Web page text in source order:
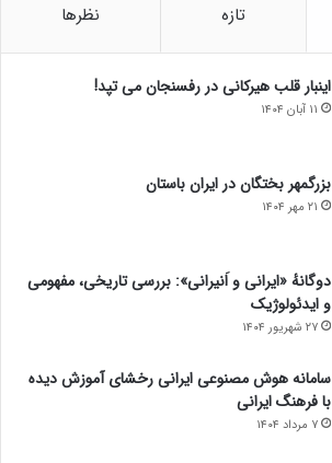
تازه نظرها
اینبار قلب هیرکانی در رفسنجان می تپد!
۱۱ آبان ۱۴۰۴
بزرگمهر بختگان در ایران باستان
۲۱ مهر ۱۴۰۴
دوگانهٔ «ایرانی و اَنیرانی»: بررسی تاریخی، مفهومی
و ایدئولوژیک
۲۷ شهریور ۱۴۰۴
سامانه هوش مصنوعی ایرانی رخشای آموزش دیده
با فرهنگ ایرانی
۷ مرداد ۱۴۰۴